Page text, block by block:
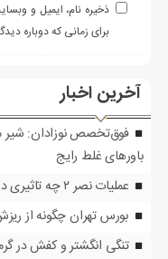
ذخیره نام، ایمیل و
برای زمانی که دوباره
آخرین اخبار
فوق‌تخصص نوزادان: شیر
باورهای غلط رایج
عملیات نصر ۲ چه تاثیری در معادلات جنگ داشت؟ *سعدالله زارعی
بورس تهران چگونه از
تنگی انگشتر و کفش در